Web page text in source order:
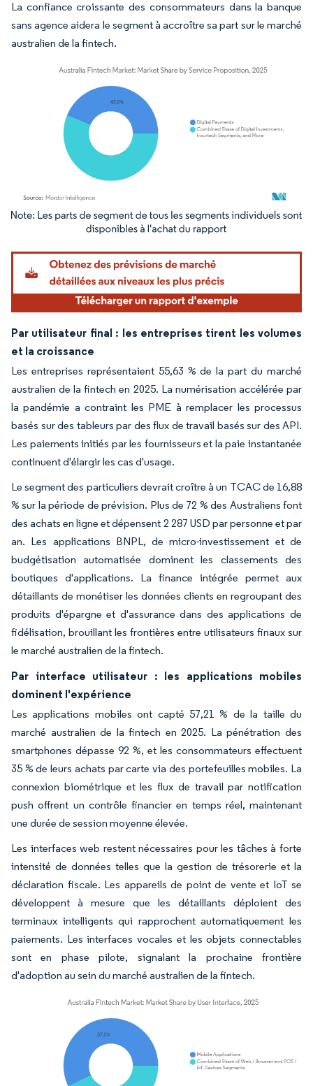
La confiance croissante des consommateurs dans la banque
sans agence aidera le segment à accroître sa part sur le marché
australien de la fintech.
Image © Mordor Intelligence. La réutilisation nécessite une attribution sous CC BY
Par utilisateur final : les entreprises tirent les volumes
et la croissance
Les entreprises représentaient 55,63 % de la part du marché
australien de la fintech en 2025. La numérisation accélérée par
la pandémie a contraint les PME à remplacer les processus
basés sur des tableurs par des flux de travail basés sur des API.
Les paiements initiés par les fournisseurs et la paie instantanée
continuent d'élargir les cas d'usage.
Le segment des particuliers devrait croître à un TCAC de 16,88
% sur la période de prévision. Plus de 72 % des Australiens font
des achats en ligne et dépensent 2 287 USD par personne et par
an. Les applications BNPL, de micro-investissement et de
budgétisation automatisée dominent les classements des
boutiques d'applications. La finance intégrée permet aux
détaillants de monétiser les données clients en regroupant des
produits d'épargne et d'assurance dans des applications de
fidélisation, brouillant les frontières entre utilisateurs finaux sur
le marché australien de la fintech.
Par interface utilisateur : les applications mobiles
dominent l'expérience
Les applications mobiles ont capté 57,21 % de la taille du
marché australien de la fintech en 2025. La pénétration des
smartphones dépasse 92 %, et les consommateurs effectuent
35 % de leurs achats par carte via des portefeuilles mobiles. La
connexion biométrique et les flux de travail par notification
push offrent un contrôle financier en temps réel, maintenant
une durée de session moyenne élevée.
Les interfaces web restent nécessaires pour les tâches à forte
intensité de données telles que la gestion de trésorerie et la
déclaration fiscale. Les appareils de point de vente et IoT se
développent à mesure que les détaillants déploient des
terminaux intelligents qui rapprochent automatiquement les
paiements. Les interfaces vocales et les objets connectables
sont en phase pilote, signalant la prochaine frontière
d'adoption au sein du marché australien de la fintech.